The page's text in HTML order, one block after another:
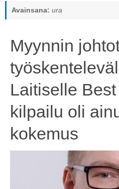
Avainsana: ura
Myynnin
Laitiselle
kilpailu oli
kokemus